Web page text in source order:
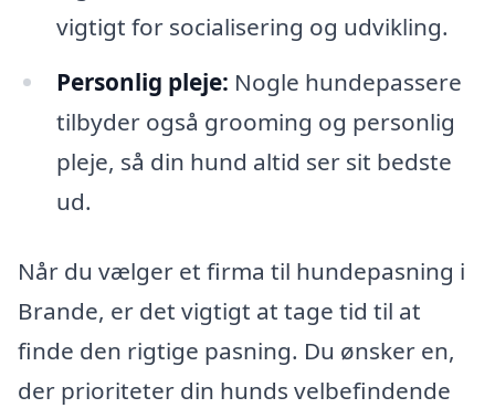
vigtigt for socialisering og udvikling.
Personlig pleje: Nogle hundepassere
tilbyder også grooming og personlig
pleje, så din hund altid ser sit bedste
ud.
Når du vælger et firma til hundepasning i
Brande, er det vigtigt at tage tid til at
finde den rigtige pasning. Du ønsker en,
der prioriteter din hunds velbefindende